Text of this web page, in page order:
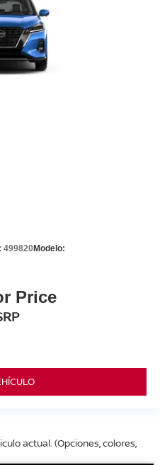
499820Modelo:
Price
actual. (Opciones, colores,